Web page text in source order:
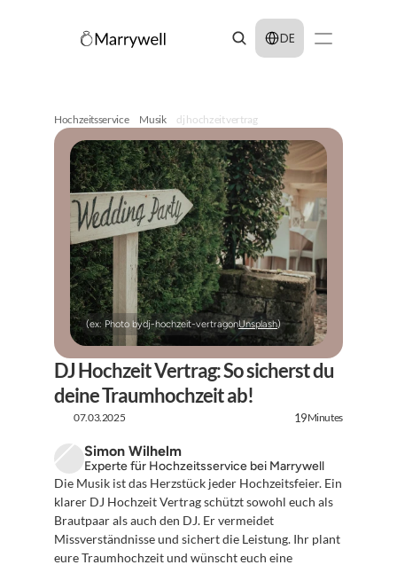
Select Language
DE
Hochzeitsservice Musik dj hochzeit vertrag
(ex: Photo bydj-hochzeit-vertragonUnsplash)
DJ Hochzeit Vertrag: So sicherst du
deine Traumhochzeit ab!
07.03.2025 19Minutes
Simon Wilhelm
Experte für Hochzeitsservice bei Marrywell
Die Musik ist das Herzstück jeder Hochzeitsfeier. Ein
klarer DJ Hochzeit Vertrag schützt sowohl euch als
Brautpaar als auch den DJ. Er vermeidet
Missverständnisse und sichert die Leistung. Ihr plant
eure Traumhochzeit und wünscht euch eine